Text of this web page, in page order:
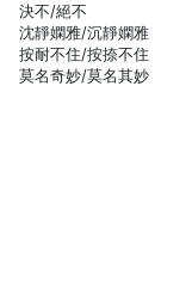
決不/絕不
沈靜嫻雅/沉靜嫻雅
按耐不住/按捺不住
莫名奇妙/莫名其妙